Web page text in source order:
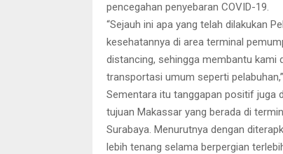
pencegahan penyebaran COVID-19.
“Sejauh ini apa yang telah dilakukan
kesehatannya di area terminal
distancing, sehingga membantu kami
transportasi umum seperti
Sementara itu tanggapan positif juga
tujuan Makassar yang berada di
Surabaya. Menurutnya dengan
lebih tenang selama berpergian